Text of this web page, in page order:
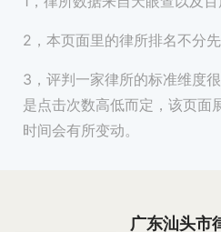
2，本页面里的律所排名不分先
3，评判一家律所的标准维度
是点击次数高低而定，该页面
时间会有所变动。
广东汕头市